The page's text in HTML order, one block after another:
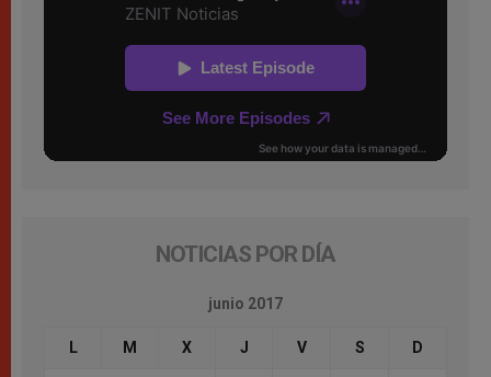
NOTICIAS POR DÍA
junio 2017
L M X J V S D